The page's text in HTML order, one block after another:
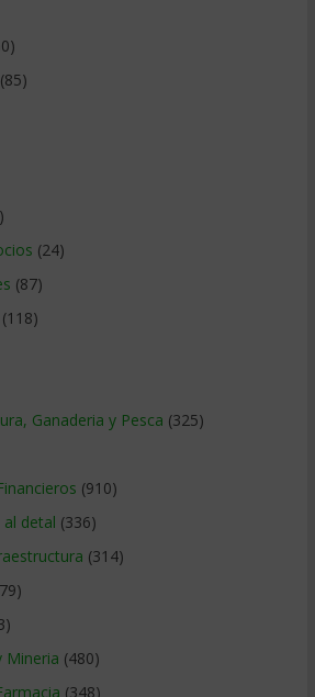
(85)
(24)
(87)
(118)
Ganaderia y Pesca (325)
(910)
detal (336)
(314)
Mineria (480)
(348)